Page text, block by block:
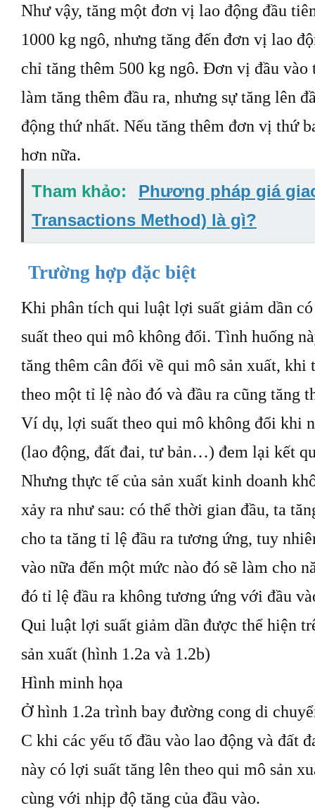
Như vậy, tăng một đơn vị lao động đầu
1000 kg ngô, nhưng tăng đến đơn vị lao
chỉ tăng thêm 500 kg ngô. Đơn vị đầu
làm tăng thêm đầu ra, nhưng sự tăng lên
động thứ nhất. Nếu tăng thêm đơn vị thứ
hơn nữa.
Tham khảo:
Phương pháp giá
Transactions Method) là gì?
Trường hợp đặc biệt
Khi phân tích qui luật lợi suất giảm dần
suất theo qui mô không đổi. Tình huống
tăng thêm cân đối về qui mô sản xuất, khi
theo một tỉ lệ nào đó và đầu ra cũng tăng
Ví dụ, lợi suất theo qui mô không đổi khi
(lao động, đất đai, tư bản…) đem lại kết
Nhưng thực tế của sản xuất kinh doanh
xảy ra như sau: có thể thời gian đầu, ta
cho ta tăng tỉ lệ đầu ra tương ứng, tuy
vào nữa đến một mức nào đó sẽ làm cho
đó tỉ lệ đầu ra không tương ứng với đầu
Qui luật lợi suất giảm dần được thể hiện
sản xuất (hình 1.2a và 1.2b)
Hình minh họa
Ở hình 1.2a trình bay đường cong di
C khi các yếu tố đầu vào lao động và đất
này có lợi suất tăng lên theo qui mô sản
cùng với nhịp độ tăng của đầu vào.